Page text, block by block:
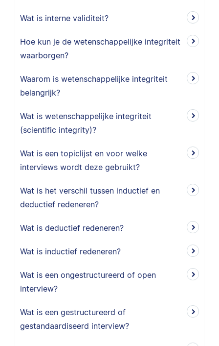
Wat is interne validiteit?
Hoe kun je de wetenschappelijke integriteit
waarborgen?
Waarom is wetenschappelijke integriteit
belangrijk?
Wat is wetenschappelijke integriteit
(scientific integrity)?
Wat is een topiclijst en voor welke
interviews wordt deze gebruikt?
Wat is het verschil tussen inductief en
deductief redeneren?
Wat is deductief redeneren?
Wat is inductief redeneren?
Wat is een ongestructureerd of open
interview?
Wat is een gestructureerd of
gestandaardiseerd interview?